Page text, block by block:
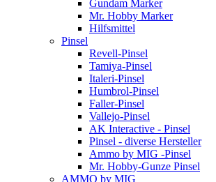
Gundam Marker
Mr. Hobby Marker
Hilfsmittel
Pinsel
Revell-Pinsel
Tamiya-Pinsel
Italeri-Pinsel
Humbrol-Pinsel
Faller-Pinsel
Vallejo-Pinsel
AK Interactive - Pinsel
Pinsel - diverse Hersteller
Ammo by MIG -Pinsel
Mr. Hobby-Gunze Pinsel
AMMO by MIG